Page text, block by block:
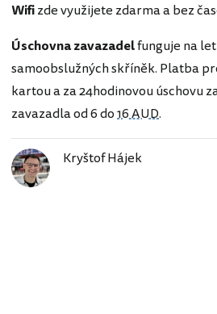
Wifizde využijete zdarma a bez
Úschovna zavazadelfunguje na
samoobslužných skříněk. Platba
kartou a za 24hodinovou úschovu
zavazadla od 6 do16 AUD.
Kryštof Hájek